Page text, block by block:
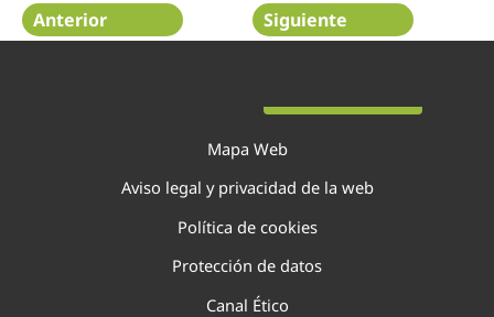
Anterior Siguiente
Mapa Web
Aviso legal y privacidad de la web
Política de cookies
Protección de datos
Canal Ético